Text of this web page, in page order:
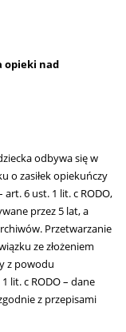
opieki nad
odbywa się w
o zasiłek opiekuńczy
6 ust. 1 lit. c RODO,
przez 5 lat, a
Przetwarzanie
ze złożeniem
z powodu
lit. c RODO – dane
z przepisami